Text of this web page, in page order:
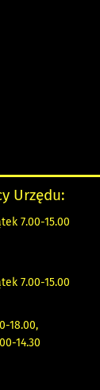
Urzędu:
7.00-15.00
7.00-15.00
18.00,
14.30